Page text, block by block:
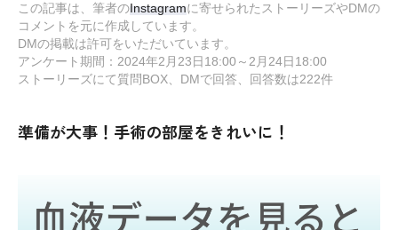
この記事は、筆者の Instagramに寄せられたストーリーズやDMの
コメントを元に作成しています。
DMの掲載は許可をいただいています。
アンケート期間：2024年2月23日18:00～2月24日18:00
ストーリーズにて質問BOX、DMで回答、回答数は222件
準備が大事！手術の部屋をきれいに！